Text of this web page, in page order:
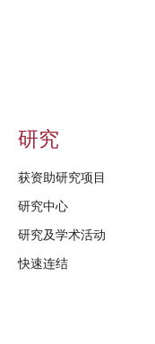
研究
获资助研究项目
研究中心
研究及学术活动
快速连结